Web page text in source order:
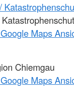
Maps
Chiemgau
Maps